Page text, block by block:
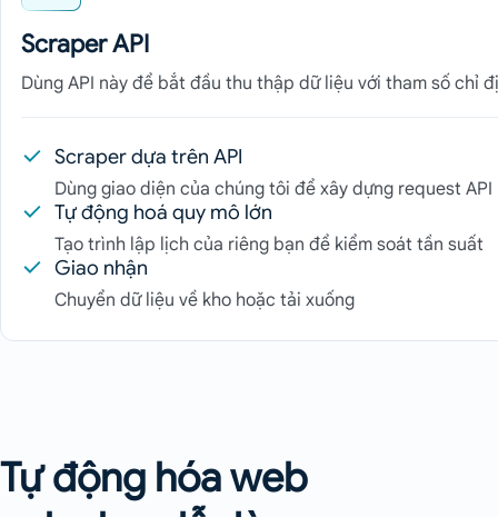
Scraper API
Dùng API này để bắt đầu thu thập dữ liệu với tham số chỉ
Scraper dựa trên API
Dùng giao diện của chúng tôi để xây dựng request API
Tự động hoá quy mô lớn
Tạo trình lập lịch của riêng bạn để kiểm soát tần suất
Giao nhận
Chuyển dữ liệu về kho hoặc tải xuống
Tự động hóa web